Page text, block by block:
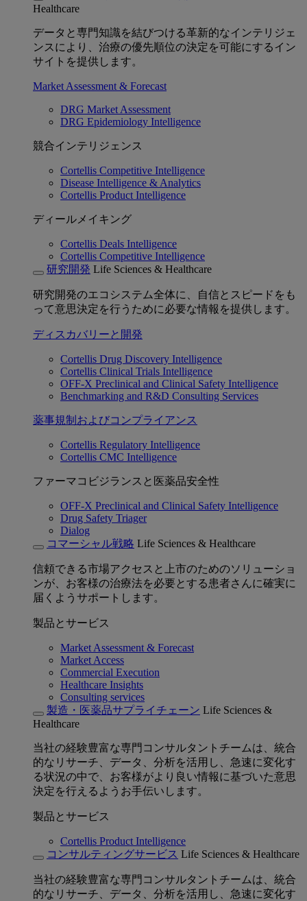
Healthcare
データと専門知識を結びつける革新的なインテリジェ
ンスにより、治療の優先順位の決定を可能にするイン
サイトを提供します。
Market Assessment & Forecast
DRG Market Assessment
DRG Epidemiology Intelligence
競合インテリジェンス
Cortellis Competitive Intelligence
Disease Intelligence & Analytics
Cortellis Product Intelligence
ディールメイキング
Cortellis Deals Intelligence
Cortellis Competitive Intelligence
研究開発 Life Sciences & Healthcare
研究開発のエコシステム全体に、自信とスピードをも
って意思決定を行うために必要な情報を提供します。
ディスカバリーと開発
Cortellis Drug Discovery Intelligence
Cortellis Clinical Trials Intelligence
OFF-X Preclinical and Clinical Safety Intelligence
Benchmarking and R&D Consulting Services
薬事規制およびコンプライアンス
Cortellis Regulatory Intelligence
Cortellis CMC Intelligence
ファーマコビジランスと医薬品安全性
OFF-X Preclinical and Clinical Safety Intelligence
Drug Safety Triager
Dialog
コマーシャル戦略 Life Sciences & Healthcare
信頼できる市場アクセスと上市のためのソリューショ
ンが、お客様の治療法を必要とする患者さんに確実に
届くようサポートします。
製品とサービス
Market Assessment & Forecast
Market Access
Commercial Execution
Healthcare Insights
Consulting services
製造・医薬品サプライチェーン Life Sciences &
Healthcare
当社の経験豊富な専門コンサルタントチームは、統合
的なリサーチ、データ、分析を活用し、急速に変化す
る状況の中で、お客様がより良い情報に基づいた意思
決定を行えるようお手伝いします。
製品とサービス
Cortellis Product Intelligence
コンサルティングサービス Life Sciences & Healthcare
当社の経験豊富な専門コンサルタントチームは、統合
的なリサーチ、データ、分析を活用し、急速に変化す